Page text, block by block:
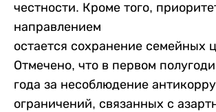
честности. Кроме того,
направлением
остается сохранение семейных
Отмечено, что в первом
года за несоблюдение
ограничений, связанных с